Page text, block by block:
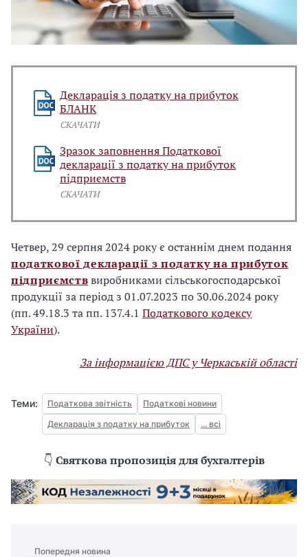
Декларація з податку на прибуток
БЛАНК
СКАЧАТИ
Зразок заповнення Податкової
декларації з податку на прибуток
підприємств
СКАЧАТИ
Четвер, 29 серпня 2024 року є останнім днем подання
податкової декларації з податку на прибуток
підприємстввиробниками сільськогосподарської
продукції за період з 01.07.2023 по 30.06.2024 року
(пп. 49.18.3 та пп. 137.4.1 Податкового кодексу
України).
За інформацією ДПС у Черкаській області
Теми: Податкова звітність
Податкові новини
Декларація з податку на прибуток
... всі
👇 Святкова пропозиція для бухгалтерів
Попередня новина